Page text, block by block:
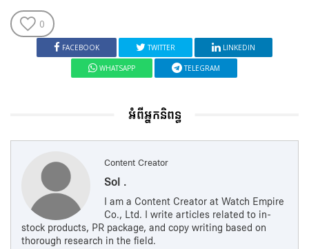
0
FACEBOOK TWITTER LINKEDIN
WHATSAPP TELEGRAM
អំពីអ្នកនិពន្ធ
Content Creator
Sol .
I am a Content Creator at Watch Empire
Co., Ltd. I write articles related to in-
stock products, PR package, and copy writing based on
thorough research in the field.